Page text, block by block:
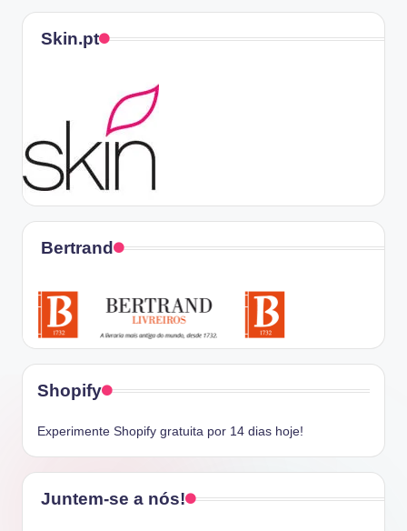
Skin.pt
Bertrand
Shopify
Experimente Shopify gratuita por 14 dias hoje!
Juntem-se a nós!